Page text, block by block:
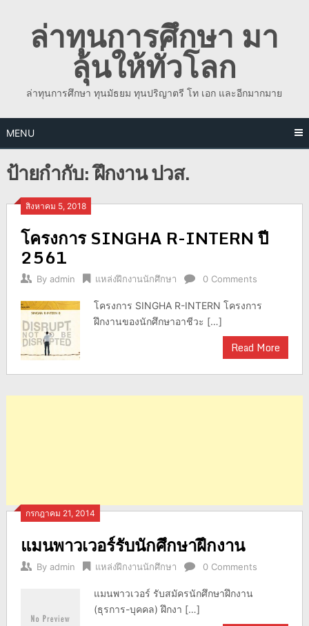
contentล่าทุนการศึกษา มา
ลุ้นให้ทั่วโลก
ล่าทุนการศึกษา ทุนมัธยม ทุนปริญาตรี โท เอก และอีกมากมาย
MENU
ป้ายกำกับ:ฝึกงาน ปวส.
สิงหาคม 5, 2018
โครงการ SINGHA R-INTERN ปี
2561
By admin แหล่งฝึกงานนักศึกษา 0 Comments
โครงการ SINGHA R-INTERN โครงการ
ฝึกงานของนักศึกษาอาชีวะ […]
Read More
กรกฎาคม 21, 2014
แมนพาวเวอร์รับนักศึกษาฝึกงาน
By admin แหล่งฝึกงานนักศึกษา 0 Comments
แมนพาวเวอร์ รับสมัครนักศึกษาฝึกงาน
(ธุรการ-บุคคล) ฝึกงา […]